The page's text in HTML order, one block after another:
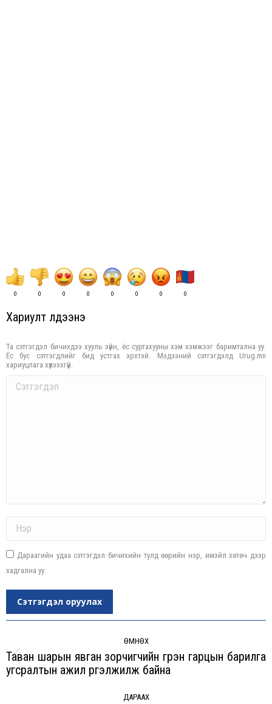
0 0 0 0 0 0 0 0
Хариулт үлдээнэ үү
Та сэтгэгдэл бичихдээ хууль зүйн, ёс суртахууны хэм хэмжээг баримтална уу.
Ёс бус сэтгэгдлийг бид устгах эрхтэй. Мэдээний сэтгэгдэлд Urug.mn
хариуцлага хүлээхгүй.
Comment
Дараагийн удаа сэтгэгдэл бичихийн тулд өөрийн нэр, имэйл хөтөч дээр
хадгална уу.
Сэтгэгдэл оруулах
navigation
ӨМНӨХ
Previous
Таван шарын явган зорчигчийн гүүрэн гарцын барилга
угсралтын ажил үргэлжилж байна
ДАРААХ